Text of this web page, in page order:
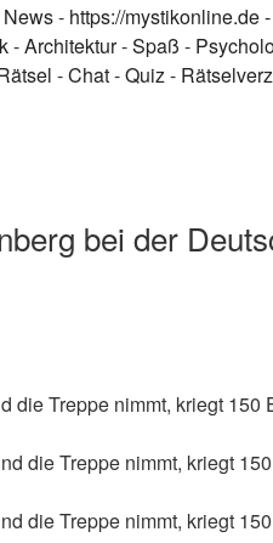
News- https://mystikonline.de
-Architektur-Spaß -
-Chat-Quiz-
bei der
die Treppe nimmt, kriegt 150
die Treppe nimmt, kriegt
die Treppe nimmt, kriegt